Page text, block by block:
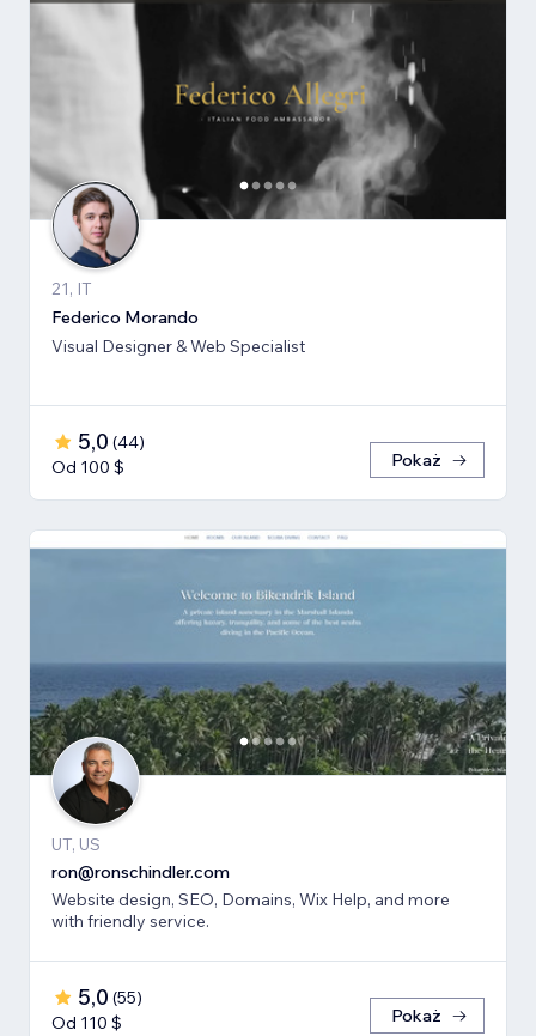
21, IT
Federico Morando
Visual Designer & Web Specialist
5,0 (44)
Od 100 $
Pokaż
UT, US
ron@ronschindler.com
Website design, SEO, Domains, Wix Help, and more
with friendly service.
5,0 (55)
Od 110 $
Pokaż